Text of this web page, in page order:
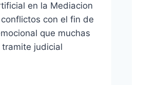
en la Mediacion
con el fin de
que muchas
judicial